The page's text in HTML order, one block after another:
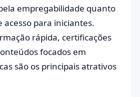
empregabilidade quanto
acesso para iniciantes.
rápida, certificações
focados em
são os principais atrativos